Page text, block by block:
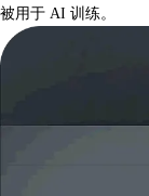
被用于 AI 训练。